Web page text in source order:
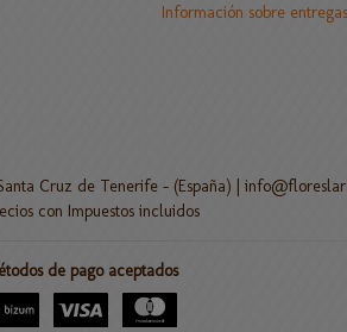
Información sobre entregas
Cruz de Tenerife - (España) |
con Impuestos incluidos
de pago aceptados